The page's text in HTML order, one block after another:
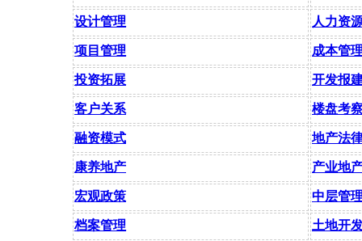
设计管理 人力资
项目管理 成本管
投资拓展 开发报
客户关系 楼盘考
融资模式 地产法
康养地产 产业地
宏观政策 中层管
档案管理 土地开